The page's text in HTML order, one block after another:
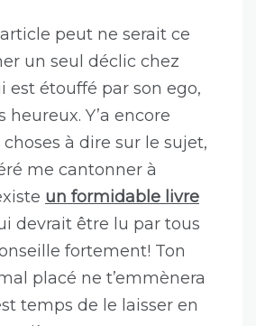
Comprendre que si
c’est pas la fin du
c’est OK si quelqu’un
Comprendre que
tes erreurs qui te
grandir plus vite.
peut ne serait ce
un seul déclic chez